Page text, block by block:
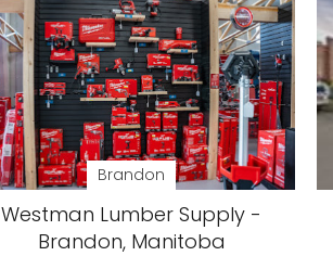
Brandon
Westman Lumber Supply -
Brandon, Manitoba